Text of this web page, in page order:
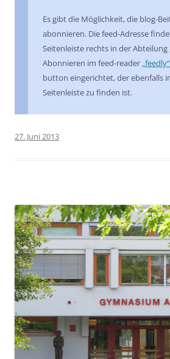
Es gibt die Möglichkeit, die blog-
abonnieren. Die feed-Adresse
Seitenleiste rechts in der Abteilung
Abonnieren im feed-reader „feedly“
button eingerichtet, der ebenfalls
Seitenleiste zu finden ist.
27. Juni 2013